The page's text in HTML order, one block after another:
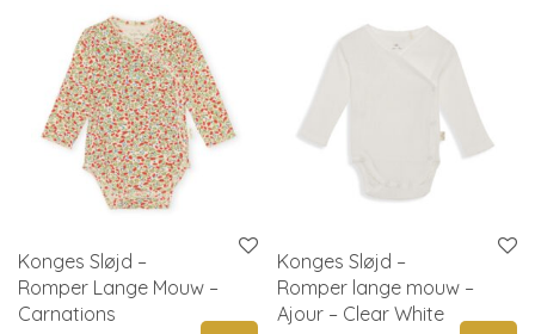
Konges Sløjd –
Romper Lange Mouw –
Carnations
Konges Sløjd –
Romper lange mouw –
Ajour – Clear White